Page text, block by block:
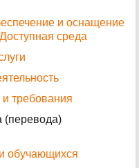
и оснащение
среда
требования
(перевода)
обучающихся